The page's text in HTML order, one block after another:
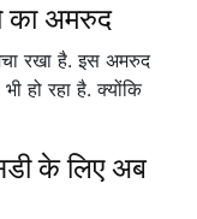
का अमरुद
रखा है. इस अमरुद
हो रहा है. क्योंकि
के लिए अब